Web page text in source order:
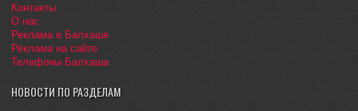
Контакты
О нас
Реклама в Балхаше
Реклама на сайте
Телефоны Балхаша
НОВОСТИ ПО РАЗДЕЛАМ